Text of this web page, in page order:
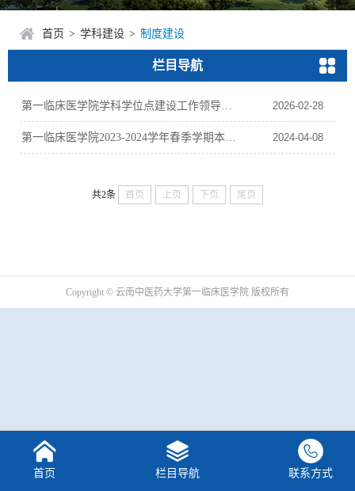
首页 > 学科建设 > 制度建设
栏目导航
2026-02-28
2024-04-08
共2条 首页 上页 下页 尾页
Copyright © 云南中医药大学第一临床医学院 版权所有
首页 栏目导航 联系方式